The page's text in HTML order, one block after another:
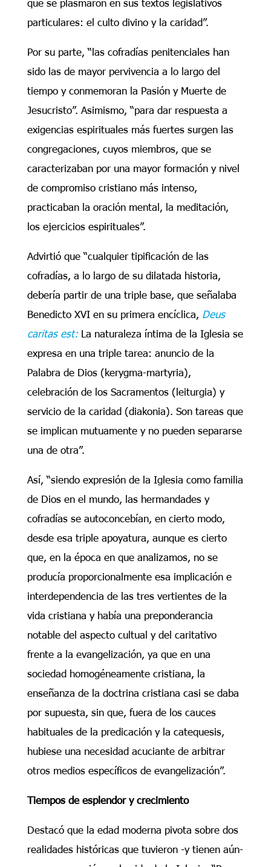
particulares: el culto divino y la caridad”.
Por su parte, “las cofradías penitenciales han
sido las de mayor pervivencia a lo largo del
tiempo y conmemoran la Pasión y Muerte de
Jesucristo”. Asimismo, “para dar respuesta a
exigencias espirituales más fuertes surgen las
congregaciones, cuyos miembros, que se
caracterizaban por una mayor formación y nivel
de compromiso cristiano más intenso,
practicaban la oración mental, la meditación,
los ejercicios espirituales”.
Advirtió que “cualquier tipificación de las
cofradías, a lo largo de su dilatada historia,
debería partir de una triple base, que señalaba
Benedicto XVI en su primera encíclica, Deus
caritas est:La naturaleza íntima de la Iglesia se
expresa en una triple tarea: anuncio de la
Palabra de Dios (kerygma-martyria),
celebración de los Sacramentos (leiturgia) y
servicio de la caridad (diakonia). Son tareas que
se implican mutuamente y no pueden separarse
una de otra”.
Así, “siendo expresión de la Iglesia como familia
de Dios en el mundo, las hermandades y
cofradías se autoconcebían, en cierto modo,
desde esa triple apoyatura, aunque es cierto
que, en la época en que analizamos, no se
producía proporcionalmente esa implicación e
interdependencia de las tres vertientes de la
vida cristiana y había una preponderancia
notable del aspecto cultual y del caritativo
frente a la evangelización, ya que en una
sociedad homogéneamente cristiana, la
enseñanza de la doctrina cristiana casi se daba
por supuesta, sin que, fuera de los cauces
habituales de la predicación y la catequesis,
hubiese una necesidad acuciante de arbitrar
otros medios específicos de evangelización”.
Tiempos de esplendor y crecimiento
Destacó que la edad moderna pivota sobre dos
realidades históricas que tuvieron -y tienen aún-